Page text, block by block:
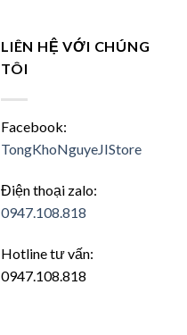
LIÊN HỆ VỚI CHÚNG
TÔI
Facebook:
TongKhoNguyeJIStore
Điện thoại zalo:
0947.108.818
Hotline tư vấn:
0947.108.818